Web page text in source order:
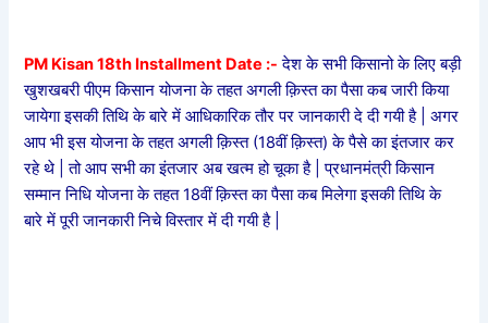
PM Kisan 18th Installment Date :- देश के सभी किसानो के लिए बड़ी
खुशखबरी पीएम किसान योजना के तहत अगली क़िस्त का पैसा कब जारी किया
जायेगा इसकी तिथि के बारे में आधिकारिक तौर पर जानकारी दे दी गयी है | अगर
आप भी इस योजना के तहत अगली क़िस्त (18वीं क़िस्त) के पैसे का इंतजार कर
रहे थे | तो आप सभी का इंतजार अब खत्म हो चूका है | प्रधानमंत्री किसान
सम्मान निधि योजना के तहत 18वीं क़िस्त का पैसा कब मिलेगा इसकी तिथि के
बारे में पूरी जानकारी निचे विस्तार में दी गयी है |